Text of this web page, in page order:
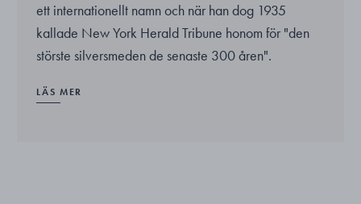
ett internationellt namn och när han dog 1935
kallade New York Herald Tribune honom för "den
störste silversmeden de senaste 300 åren".
LÄS MER